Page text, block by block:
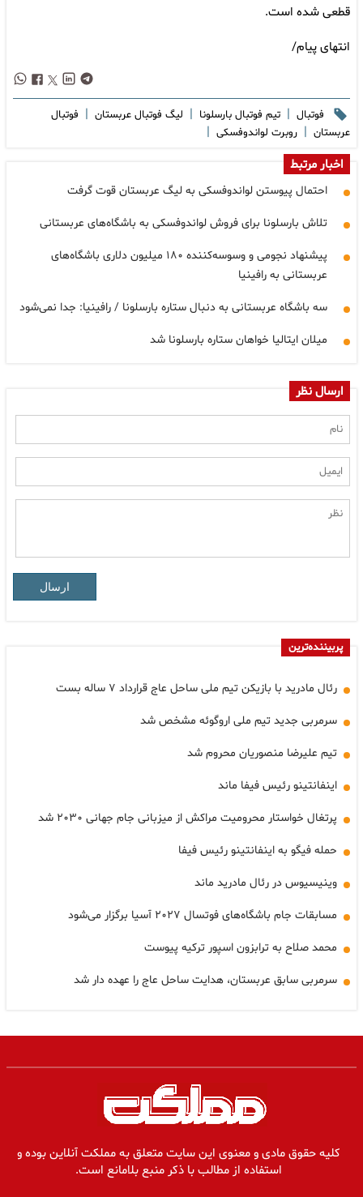
قطعی شده است.
انتهای پیام/
فوتبال | تیم فوتبال بارسلونا | لیگ فوتبال عربستان | فوتبال
عربستان | روبرت لواندوفسکی |
اخبار مرتبط
احتمال پیوستن لواندوفسکی به لیگ عربستان قوت گرفت
تلاش بارسلونا برای فروش لواندوفسکی به باشگاه‌های عربستانی
پیشنهاد نجومی و وسوسه‌کننده ۱۸۰ میلیون دلاری باشگاه‌های
عربستانی به رافینیا
سه باشگاه عربستانی به دنبال ستاره بارسلونا / رافینیا: جدا نمی‌شود
میلان ایتالیا خواهان ستاره بارسلونا شد
ارسال نظر
ارسال
پربیننده‌ترین
رئال مادرید با بازیکن تیم ملی ساحل عاج قرارداد ۷ ساله بست
سرمربی جدید تیم ملی اروگوئه مشخص شد
تیم علیرضا منصوریان محروم شد
اینفانتینو رئیس فیفا ماند
پرتغال خواستار محرومیت مراکش از میزبانی جام جهانی ۲۰۳۰ شد
حمله فیگو به اینفانتینو رئیس فیفا
وینیسیوس در رئال مادرید ماند
مسابقات جام باشگاه‌های فوتسال ۲۰۲۷ آسیا برگزار می‌شود
محمد صلاح به ترابزون اسپور ترکیه پیوست
سرمربی سابق عربستان، هدایت ساحل عاج را عهده دار شد
کلیه حقوق مادی و معنوی این سایت متعلق به مملکت آنلاین بوده و
استفاده از مطالب با ذکر منبع بلامانع است.